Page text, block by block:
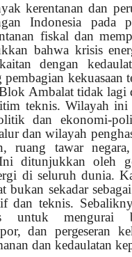
kerentanan dan
Indonesia pada
fiskal dan
bahwa krisis
dengan
pembagian kekuasaan
Ambalat tidak lagi
teknis. Wilayah
dan ekonomi-
dan wilayah
ruang tawar
ditunjukkan oleh
di seluruh dunia.
bukan sekadar
dan teknis.
untuk mengurai
dan pergeseran
dan kedaulatan